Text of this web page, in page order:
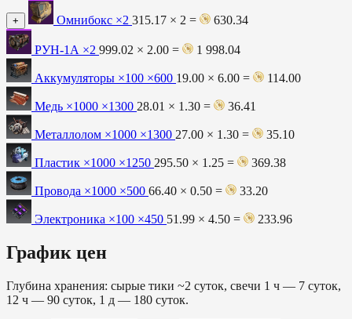
+ Омнибокс ×2 315.17 × 2 = 630.34
РУН-1А ×2 999.02 × 2.00 = 1 998.04
Аккумуляторы ×100 ×600 19.00 × 6.00 = 114.00
Медь ×1000 ×1300 28.01 × 1.30 = 36.41
Металлолом ×1000 ×1300 27.00 × 1.30 = 35.10
Пластик ×1000 ×1250 295.50 × 1.25 = 369.38
Провода ×1000 ×500 66.40 × 0.50 = 33.20
Электроника ×100 ×450 51.99 × 4.50 = 233.96
График цен
Глубина хранения: сырые тики ~2 суток, свечи 1 ч — 7 суток,
12 ч — 90 суток, 1 д — 180 суток.